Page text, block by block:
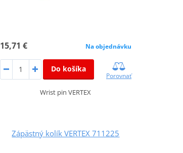
15,71 € Na objednávku
Do košíka
Porovnať
Wrist pin VERTEX
Zápästný kolík VERTEX 711225